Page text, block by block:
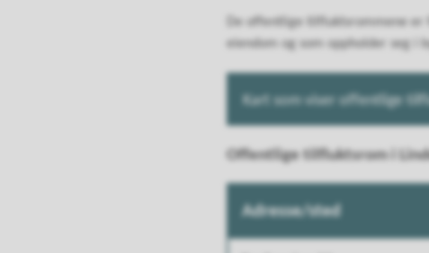
De offentlige tilfluktsrommene
eiendom og som oppholder seg i
Kart som viser offentlige
Offentlige tilfluktsrom i
Adresse/sted